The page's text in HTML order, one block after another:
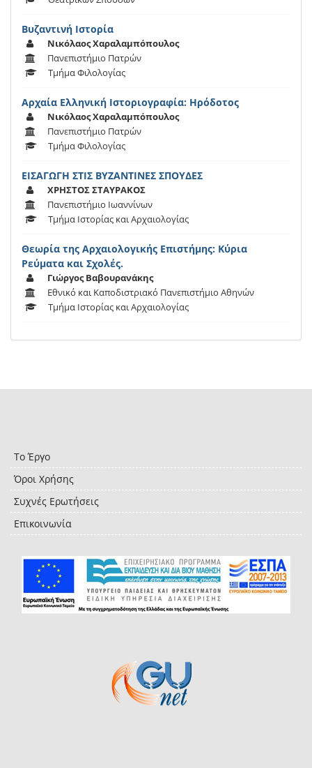
Βυζαντινή Ιστορία
Νικόλαος Χαραλαμπόπουλος
Πανεπιστήμιο Πατρών
Τμήμα Φιλολογίας
Αρχαία Ελληνική Ιστοριογραφία: Ηρόδοτος
Νικόλαος Χαραλαμπόπουλος
Πανεπιστήμιο Πατρών
Τμήμα Φιλολογίας
ΕΙΣΑΓΩΓΗ ΣΤΙΣ ΒΥΖΑΝΤΙΝΕΣ ΣΠΟΥΔΕΣ
ΧΡΗΣΤΟΣ ΣΤΑΥΡΑΚΟΣ
Πανεπιστήμιο Ιωαννίνων
Τμήμα Ιστορίας και Αρχαιολογίας
Θεωρία της Αρχαιολογικής Επιστήμης: Κύρια
Ρεύματα και Σχολές.
Γιώργος Βαβουρανάκης
Εθνικό και Καποδιστριακό Πανεπιστήμιο Αθηνών
Τμήμα Ιστορίας και Αρχαιολογίας
Το Έργο
Όροι Χρήσης
Συχνές Ερωτήσεις
Επικοινωνία